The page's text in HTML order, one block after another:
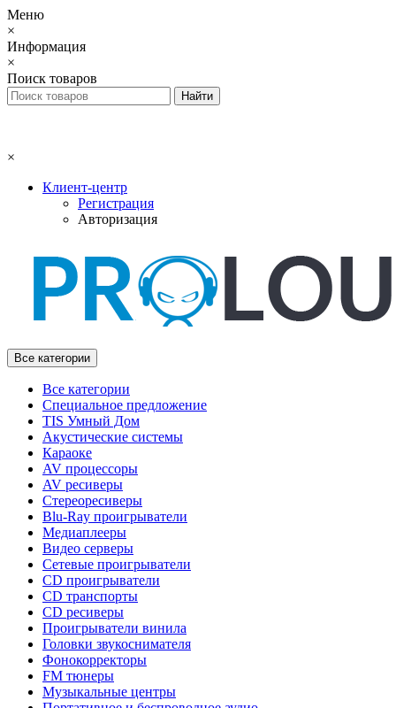
Меню
×
Информация
×
Поиск товаров
×
Клиент-центр
Регистрация
Авторизация
Все категории
Все категории
Специальное предложение
TIS Умный Дом
Акустические системы
Караоке
AV процессоры
AV ресиверы
Стереоресиверы
Blu-Ray проигрыватели
Медиаплееры
Видео серверы
Сетевые проигрыватели
CD проигрыватели
CD транспорты
CD ресиверы
Проигрыватели винила
Головки звукоснимателя
Фонокорректоры
FM тюнеры
Музыкальные центры